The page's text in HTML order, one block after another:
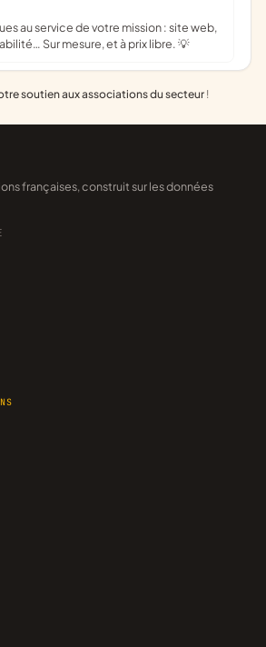
Sur mesure, et à prix libre. 💡
soutien aux associations du secteur !